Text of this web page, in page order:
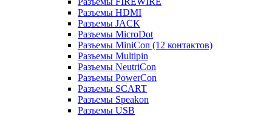
Разъемы HDMI
Разъемы JACK
Разъемы MicroDot
Разъемы MiniCon (12 контактов)
Разъемы Multipin
Разъемы NeutriCon
Разъемы PowerCon
Разъемы SCART
Разъемы Speakon
Разъемы USB